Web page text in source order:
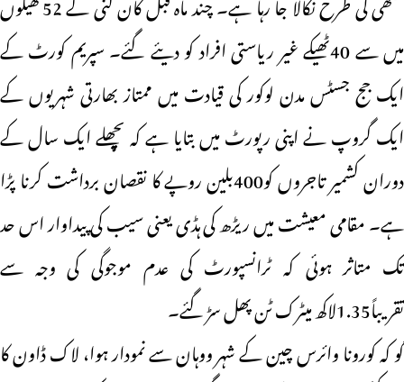
میں سے 40ٹھیکے غیر ریاستی افراد کو دیئے گئے۔ سپریم کورٹ کے
ایک جج جسٹس مدن لوکور کی قیادت میں ممتاز بھارتی شہریوں کے
ایک گروپ نے اپنی رپورٹ میں بتایا ہے کہ پچھلے ایک سال کے
دوران کشمیر تاجروں کو400بلین روپے کا نقصان برداشت کرنا پڑا
ہے۔ مقامی معیشت میں ریڑھ کی ہڈی یعنی سیب کی پیداوار اس حد
تک متاثر ہوئی کہ ٹرانسپورٹ کی عدم موجوگی کی وجہ سے
تقریباً1.35لاکھ میٹرک ٹن پھل سڑ گئے۔
گو کہ کورونا وائرس چین کے شہر ووہان سے نمودار ہوا، لاک ڈاون کا